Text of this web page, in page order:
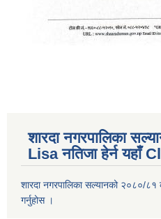
शारदा नगरपालिका
Lisa नतिजा हेर्न यहाँ
शारदा नगरपालिका सल्यानको २०८०/
गर्नुहोस ।